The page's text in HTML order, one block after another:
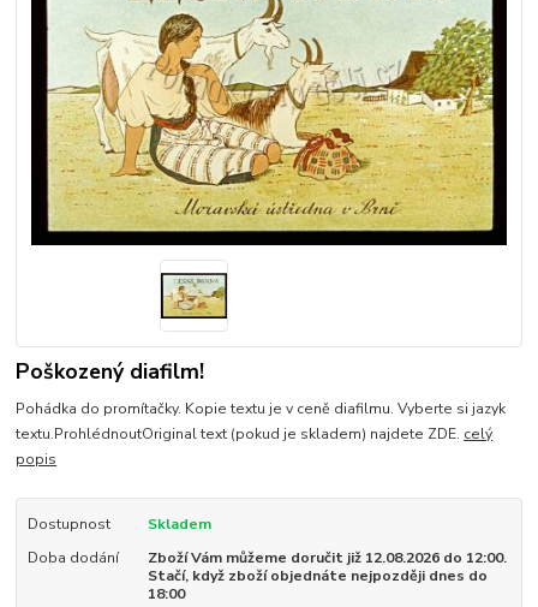
Poškozený diafilm!
Pohádka do promítačky. Kopie textu je v ceně diafilmu. Vyberte si jazyk
textu.ProhlédnoutOriginal text (pokud je skladem) najdete ZDE. celý
popis
Dostupnost
Skladem
Doba dodání
Zboží Vám můžeme doručit již 12.08.2026 do 12:00.
Stačí, když zboží objednáte nejpozději dnes do
18:00